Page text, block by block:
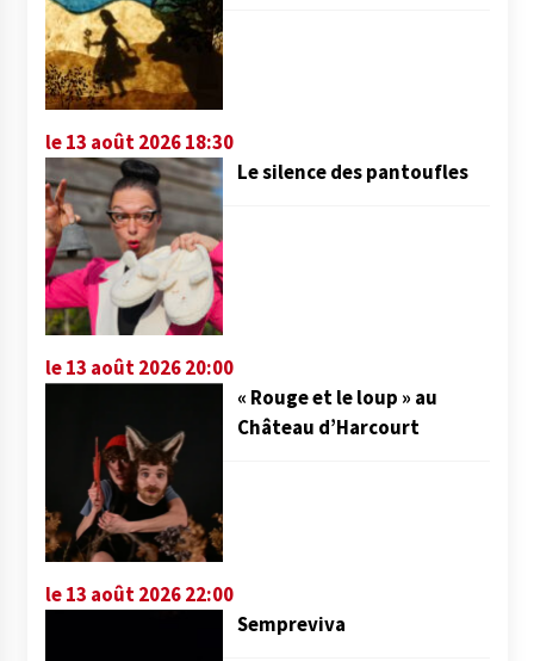
le 13 août 2026 18:30
Le silence des pantoufles
le 13 août 2026 20:00
« Rouge et le loup » au
Château d’Harcourt
le 13 août 2026 22:00
Sempreviva